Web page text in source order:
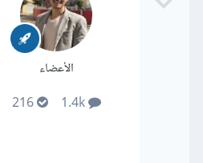
الأعضاء
1.4k
216